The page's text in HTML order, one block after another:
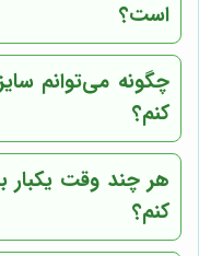
است؟
چگونه می‌توانم
کنم؟
هر چند وقت یکبار
کنم؟